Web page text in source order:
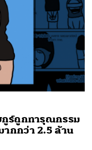
ร์ถูกทารุณกรรม
ากกว่า 2.5 ล้าน